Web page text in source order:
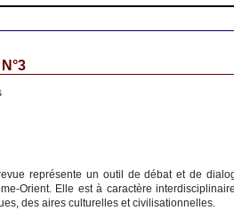
représente un outil de débat et de
Orient. Elle est à caractère
des aires culturelles et civilisationnelles.